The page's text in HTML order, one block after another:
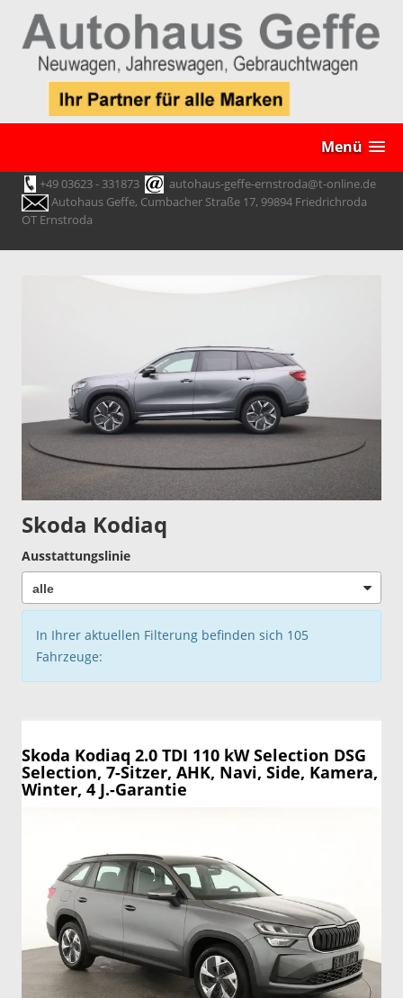
Menü
+49 03623 - 331873
autohaus-geffe-ernstroda@t-online.de
Autohaus Geffe, Cumbacher Straße 17, 99894 Friedrichroda
OT Ernstroda
Skoda Kodiaq
Ausstattungslinie
In Ihrer aktuellen Filterung befinden sich 105
Fahrzeuge:
Skoda Kodiaq 2.0 TDI 110 kW Selection DSG
Selection, 7-Sitzer, AHK, Navi, Side, Kamera,
Winter, 4 J.-Garantie